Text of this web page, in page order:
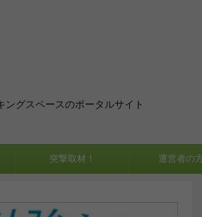
グスペースのポータルサイト
突撃取材！ 運営者の